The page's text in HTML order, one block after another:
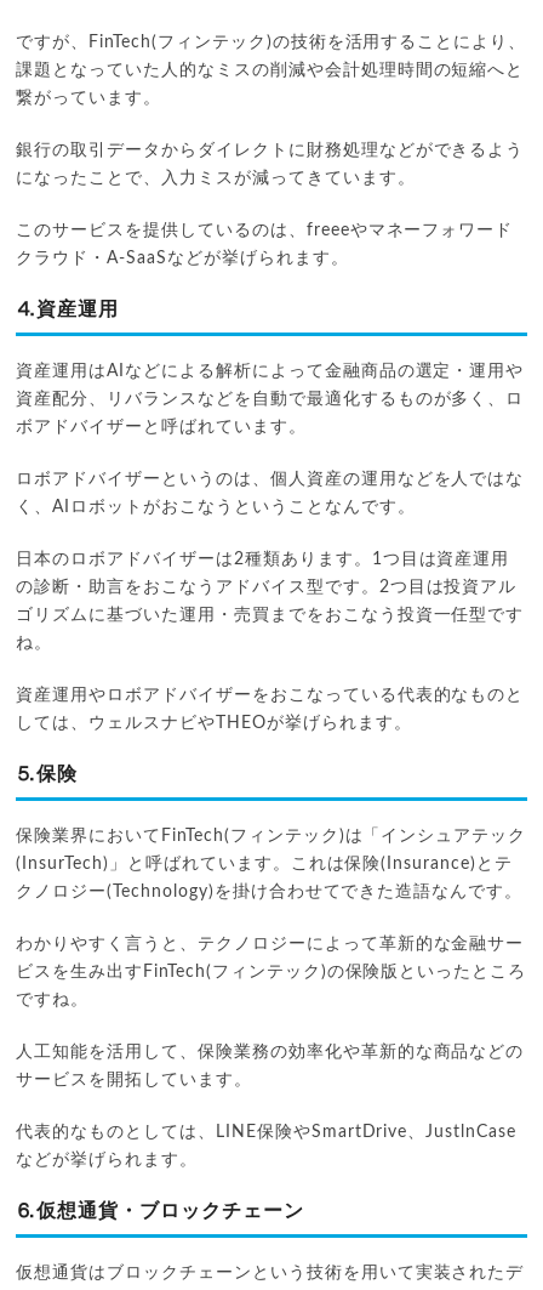
ですが、FinTech(フィンテック)の技術を活用することにより、
課題となっていた人的なミスの削減や会計処理時間の短縮へと
繋がっています。
銀行の取引データからダイレクトに財務処理などができるよう
になったことで、入力ミスが減ってきています。
このサービスを提供しているのは、freeeやマネーフォワード
クラウド・A-SaaSなどが挙げられます。
⒋資産運用
資産運用はAIなどによる解析によって金融商品の選定・運用や
資産配分、リバランスなどを自動で最適化するものが多く、ロ
ボアドバイザーと呼ばれています。
ロボアドバイザーというのは、個人資産の運用などを人ではな
く、AIロボットがおこなうということなんです。
日本のロボアドバイザーは2種類あります。1つ目は資産運用
の診断・助言をおこなうアドバイス型です。2つ目は投資アル
ゴリズムに基づいた運用・売買までをおこなう投資一任型です
ね。
資産運用やロボアドバイザーをおこなっている代表的なものと
しては、ウェルスナビやTHEOが挙げられます。
⒌保険
保険業界においてFinTech(フィンテック)は「インシュアテック
(InsurTech)」と呼ばれています。これは保険(Insurance)とテ
クノロジー(Technology)を掛け合わせてできた造語なんです。
わかりやすく言うと、テクノロジーによって革新的な金融サー
ビスを生み出すFinTech(フィンテック)の保険版といったところ
ですね。
人工知能を活用して、保険業務の効率化や革新的な商品などの
サービスを開拓しています。
代表的なものとしては、LINE保険やSmartDrive、JustlnCase
などが挙げられます。
⒍仮想通貨・ブロックチェーン
仮想通貨はブロックチェーンという技術を用いて実装されたデ